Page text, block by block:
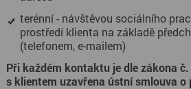
terénní - návštěvou sociálního
prostředí klienta na základě
(telefonem, e-mailem)
Při každém kontaktu je dle zákona
s klientem uzavřena ústní smlouva